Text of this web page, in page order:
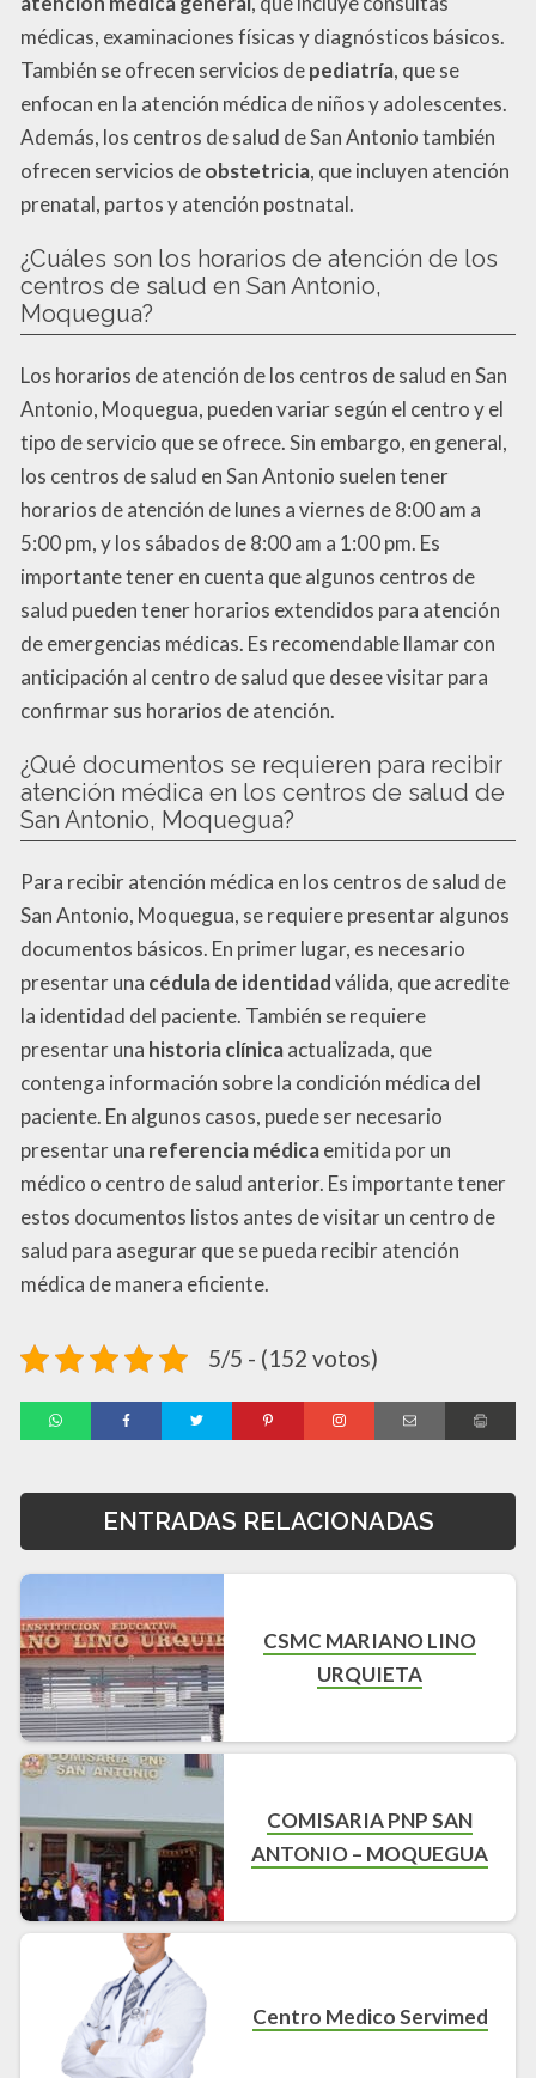
médicas, examinaciones físicas y diagnósticos básicos.
También se ofrecen servicios depediatría, que se
enfocan en la atención médica de niños y adolescentes.
Además, los centros de salud de San Antonio también
ofrecen servicios deobstetricia, que incluyen atención
prenatal, partos y atención postnatal.
¿Cuáles son los horarios de atención de los
centros de salud en San Antonio,
Moquegua?
Los horarios de atención de los centros de salud en San
Antonio, Moquegua, pueden variar según el centro y el
tipo de servicio que se ofrece. Sin embargo, en general,
los centros de salud en San Antonio suelen tener
horarios de atención de lunes a viernes de 8:00 am a
5:00 pm, y los sábados de 8:00 am a 1:00 pm. Es
importante tener en cuenta que algunos centros de
salud pueden tener horarios extendidos para atención
de emergencias médicas. Es recomendable llamar con
anticipación al centro de salud que desee visitar para
confirmar sus horarios de atención.
¿Qué documentos se requieren para recibir
atención médica en los centros de salud de
San Antonio, Moquegua?
Para recibir atención médica en los centros de salud de
San Antonio, Moquegua, se requiere presentar algunos
documentos básicos. En primer lugar, es necesario
presentar una cédula de identidadválida, que acredite
la identidad del paciente. También se requiere
presentar una historia clínicaactualizada, que
contenga información sobre la condición médica del
paciente. En algunos casos, puede ser necesario
presentar una referencia médicaemitida por un
médico o centro de salud anterior. Es importante tener
estos documentos listos antes de visitar un centro de
salud para asegurar que se pueda recibir atención
médica de manera eficiente.
5/5 - (152 votos)
ENTRADAS RELACIONADAS
CSMC MARIANO LINO
URQUIETA
COMISARIA PNP SAN
ANTONIO – MOQUEGUA
Centro Medico Servimed